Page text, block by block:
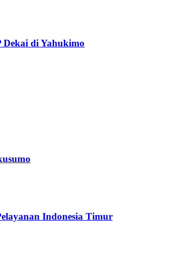
di Yahukimo
Indonesia Timur